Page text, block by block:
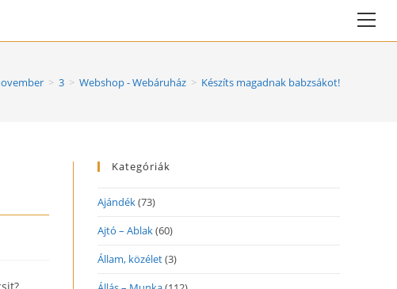
> 3 > Webshop - Webáruház > Készíts magadnak babzsákot!
Kategóriák
Ajándék(73)
Ajtó – Ablak(60)
Állam, közélet(3)